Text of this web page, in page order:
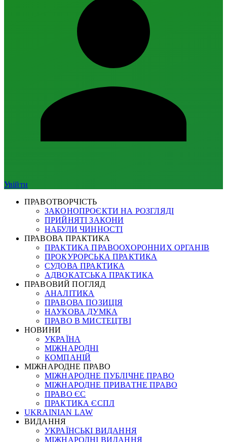
Увійти
ПРАВОТВОРЧІСТЬ
ЗАКОНОПРОЄКТИ НА РОЗГЛЯДІ
ПРИЙНЯТІ ЗАКОНИ
НАБУЛИ ЧИННОСТІ
ПРАВОВА ПРАКТИКА
ПРАКТИКА ПРАВООХОРОННИХ ОРГАНІВ
ПРОКУРОРСЬКА ПРАКТИКА
СУДОВА ПРАКТИКА
АДВОКАТСЬКА ПРАКТИКА
ПРАВОВИЙ ПОГЛЯД
АНАЛІТИКА
ПРАВОВА ПОЗИЦІЯ
НАУКОВА ДУМКА
ПРАВО В МИСТЕЦТВІ
НОВИНИ
УКРАЇНА
МІЖНАРОДНІ
КОМПАНІЙ
МІЖНАРОДНЕ ПРАВО
МІЖНАРОДНЕ ПУБЛІЧНЕ ПРАВО
МІЖНАРОДНЕ ПРИВАТНЕ ПРАВО
ПРАВО ЄС
ПРАКТИКА ЄСПЛ
UKRAINIAN LAW
ВИДАННЯ
УКРАЇНСЬКІ ВИДАННЯ
МІЖНАРОДНІ ВИДАННЯ